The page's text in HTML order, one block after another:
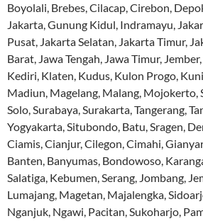
Boyolali, Brebes, Cilacap, Cirebon,
Jakarta, Gunung Kidul, Indramayu,
Pusat, Jakarta Selatan, Jakarta Timur,
Barat, Jawa Tengah, Jawa Timur,
Kediri, Klaten, Kudus, Kulon Progo,
Madiun, Magelang, Malang, Mojokerto,
Solo, Surabaya, Surakarta, Tangerang,
Yogyakarta, Situbondo, Batu, Sragen,
Ciamis, Cianjur, Cilegon, Cimahi,
Banten, Banyumas, Bondowoso,
Salatiga, Kebumen, Serang, Jombang,
Lumajang, Magetan, Majalengka,
Nganjuk, Ngawi, Pacitan, Sukoharjo,